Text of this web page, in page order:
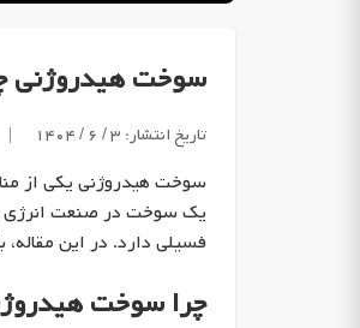
سوخت هیدروژنی
تاریخ انتشار: ۳ / ۶ / ۱۴۰۴ |
سوخت هیدروژنی یکی از
یک سوخت در صنعت انرژی
فسیلی دارد. در این مقاله،
چرا سوخت